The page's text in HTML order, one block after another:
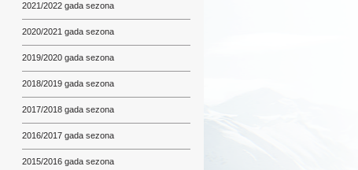
2021/2022 gada sezona
2020/2021 gada sezona
2019/2020 gada sezona
2018/2019 gada sezona
2017/2018 gada sezona
2016/2017 gada sezona
2015/2016 gada sezona